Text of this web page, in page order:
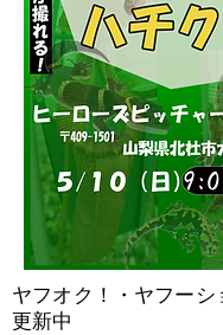
ヤフオク！・ヤフーシ
更新中